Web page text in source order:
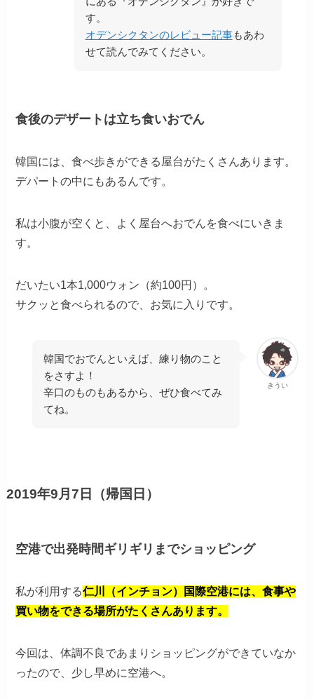
す。
オデンシクタンのレビュー記事もあわ
せて読んでみてください。
食後のデザートは立ち食いおでん
韓国には、食べ歩きができる屋台がたくさんあります。
デパートの中にもあるんです。
私は小腹が空くと、よく屋台へおでんを食べにいきま
す。
だいたい1本1,000ウォン（約100円）。
サクッと食べられるので、お気に入りです。
きうい
韓国でおでんといえば、練り物のこと
をさすよ！
辛口のものもあるから、ぜひ食べてみ
てね。
2019年9月7日（帰国日）
空港で出発時間ギリギリまでショッピング
私が利用する仁川（インチョン）国際空港には、食事や
買い物をできる場所がたくさんあります。
今回は、体調不良であまりショッピングができていなか
ったので、少し早めに空港へ。